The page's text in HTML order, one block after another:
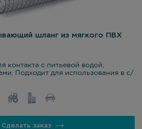
шланг из мягкого ПВХ
контакта с питьевой водой,
Подходит для использования в с/
Сделать заказ